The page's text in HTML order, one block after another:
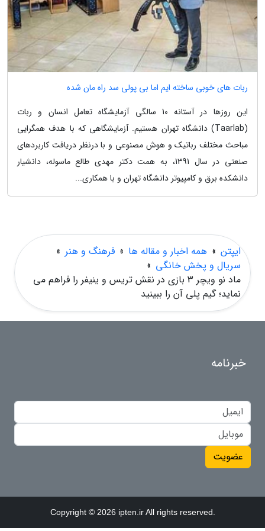
ربات های خوبی ساخته ایم اما بی پولی سد راه مان شده
این روزها در آستانه 10 سالگی آزمایشگاه تعامل انسان و ربات
(Taarlab) دانشگاه تهران هستیم. آزمایشگاهی که با هدف همگرایی
مباحث مختلف رباتیک و هوش مصنوعی و با درنظر دریافت کاربردهای
صنعتی در سال 1391، به همت دکتر مهدی طالع ماسوله، دانشیار
دانشکده برق و کامپیوتر دانشگاه تهران و با همکاری...
ایپتن » همه اخبار و مقاله ها » فرهنگ و هنر »
سریال و پخش خانگی »
ماد نو ویچر 3 بازی در نقش تریس و ینیفر را فراهم می
نماید؛ گیم پلی آن را ببینید
خبرنامه
عضویت
Copyright © 2026 ipten.ir All rights reserved.